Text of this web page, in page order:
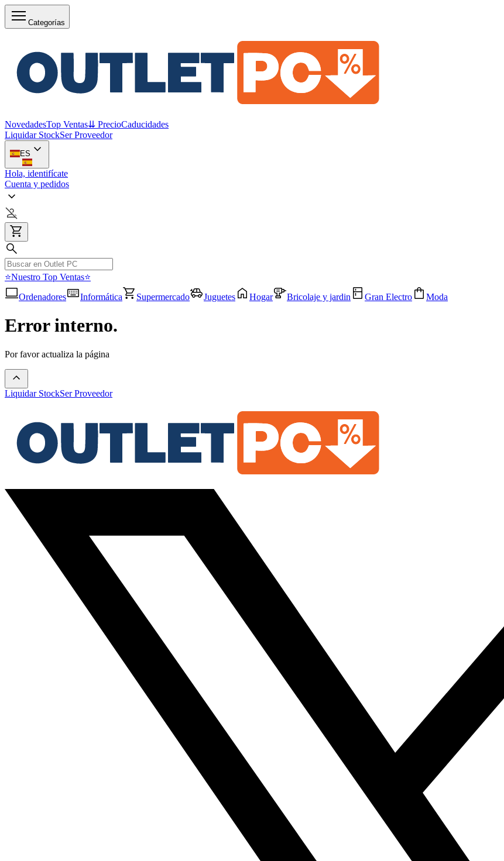
Categorías
NovedadesTop Ventas⇊ PrecioCaducidades
Liquidar StockSer Proveedor
ES
Hola, identifícate
Cuenta y pedidos
⭐Nuestro Top Ventas⭐
Ordenadores
Informática Supermercado Juguetes Hogar Bricolaje y jardin Gran Electro Moda
Error interno.
Por favor actualiza la página
Liquidar StockSer Proveedor